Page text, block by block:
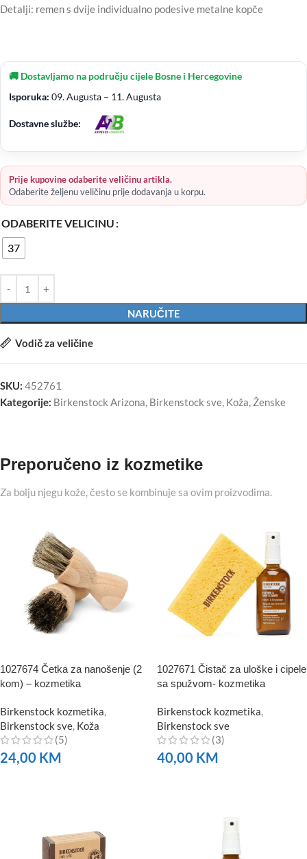
Detalji: remen s dvije individualno podesive metalne kopče
🚚 Dostavljamo na području cijele Bosne i Hercegovine
Isporuka: 09. Augusta – 11. Augusta
Dostavne službe:
Prije kupovine odaberite veličinu artikla.
Odaberite željenu veličinu prije dodavanja u korpu.
ODABERITE VELICINU
37
NARUČITE
Vodič za veličine
SKU: 452761
Kategorije: Birkenstock Arizona, Birkenstock sve, Koža, Ženske
Preporučeno iz kozmetike
Za bolju njegu kože, često se kombinuje sa ovim proizvodima.
1027674 Četka za nanošenje (2
kom) – kozmetika
Birkenstock kozmetika,
Birkenstock sve, Koža
(5)
24,00 KM
1027671 Čistač za uloške i cipele
sa spužvom- kozmetika
Birkenstock kozmetika,
Birkenstock sve
(3)
40,00 KM